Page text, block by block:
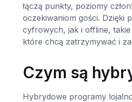
łączą punkty, poziomy
oczekiwaniom gości. Dzięki
cyfrowych, jak i offline,
które chcą zatrzymywać i
Czym są
Hybrydowe programy